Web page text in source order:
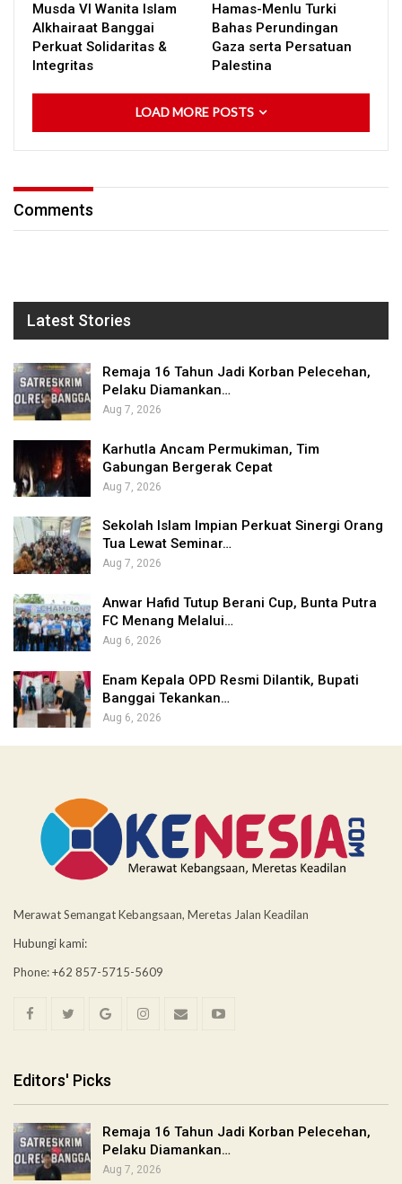
Musda VI Wanita Islam
Alkhairaat Banggai
Perkuat Solidaritas &
Integritas
Hamas-Menlu Turki
Bahas Perundingan
Gaza serta Persatuan
Palestina
LOAD MORE POSTS
Comments
Latest Stories
Remaja 16 Tahun Jadi Korban Pelecehan,
Pelaku Diamankan…
Aug 7, 2026
Karhutla Ancam Permukiman, Tim
Gabungan Bergerak Cepat
Aug 7, 2026
Sekolah Islam Impian Perkuat Sinergi Orang
Tua Lewat Seminar…
Aug 7, 2026
Anwar Hafid Tutup Berani Cup, Bunta Putra
FC Menang Melalui…
Aug 6, 2026
Enam Kepala OPD Resmi Dilantik, Bupati
Banggai Tekankan…
Aug 6, 2026
Merawat Semangat Kebangsaan, Meretas Jalan Keadilan
Hubungi kami:
Phone: +62 857-5715-5609
Editors' Picks
Remaja 16 Tahun Jadi Korban Pelecehan,
Pelaku Diamankan…
Aug 7, 2026